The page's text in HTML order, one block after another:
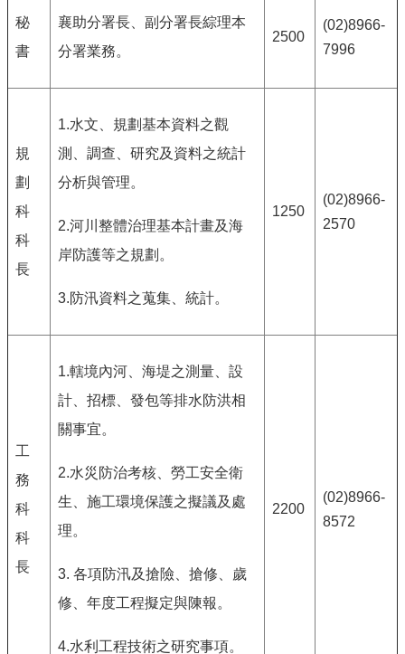
秘
書
襄助分署長、副分署長綜理本
分署業務。
2500
(02)8966-
7996
規
劃
科
科
長
1.水文、規劃基本資料之觀
測、調查、研究及資料之統計
分析與管理。
2.河川整體治理基本計畫及海
岸防護等之規劃。
3.防汛資料之蒐集、統計。
1250
(02)8966-
2570
工
務
科
科
長
1.轄境內河、海堤之測量、設
計、招標、發包等排水防洪相
關事宜。
2.水災防治考核、勞工安全衛
生、施工環境保護之擬議及處
理。
3. 各項防汛及搶險、搶修、歲
修、年度工程擬定與陳報。
4.水利工程技術之研究事項。
2200
(02)8966-
8572